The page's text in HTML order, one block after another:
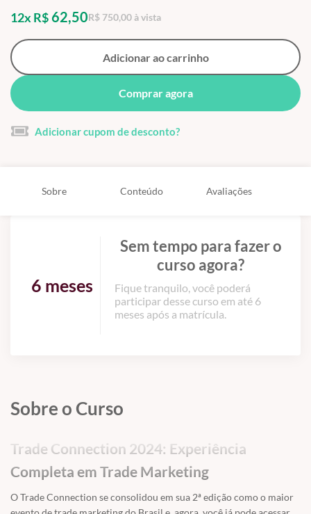
12x R$62,50R$ 750,00 à vista
Adicionar ao carrinho
Comprar agora
Adicionar cupom de desconto?
Sobre Conteúdo Avaliações
6 meses
Sem tempo para fazer o
curso agora?
Fique tranquilo, você poderá
participar desse curso em até 6
meses após a matrícula.
Sobre o Curso
Trade Connection 2024: Experiência
Completa em Trade Marketing
O Trade Connection se consolidou em sua 2ª edição como o maior